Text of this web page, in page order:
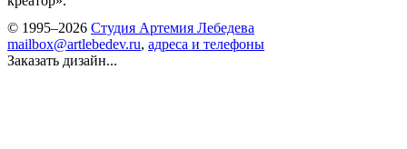
© 1995–2026 Студия Артемия Лебедева
mailbox@artlebedev.ru, адреса и телефоны
Заказать дизайн...